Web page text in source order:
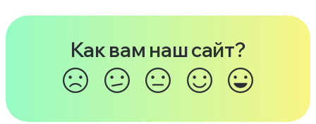
Как вам наш сайт?